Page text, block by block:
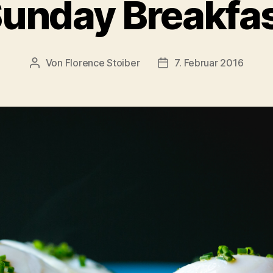
Beitragsautor
Von Florence Stoiber Veröffentlichungsdatum
7. Februar 2016